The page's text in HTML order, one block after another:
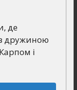
де
дружиною
і